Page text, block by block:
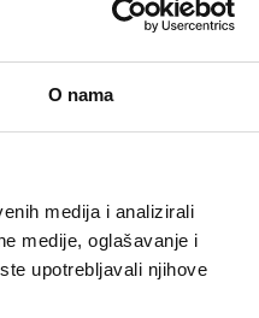
O nama
medija i analizirali
medije, oglašavanje i
upotrebljavali njihove